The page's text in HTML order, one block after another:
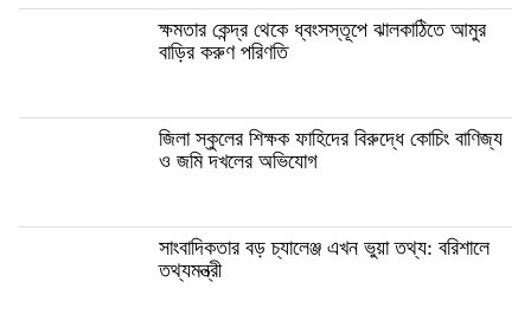
ক্ষমতার কেন্দ্র থেকে ধ্বংসস্তূপে ঝালকাঠিতে আমুর
বাড়ির করুণ পরিণতি
জিলা স্কুলের শিক্ষক ফাহিদের বিরুদ্ধে কোচিং বাণিজ্য
ও জমি দখলের অভিযোগ
সাংবাদিকতার বড় চ্যালেঞ্জ এখন ভুয়া তথ্য: বরিশালে
তথ্যমন্ত্রী